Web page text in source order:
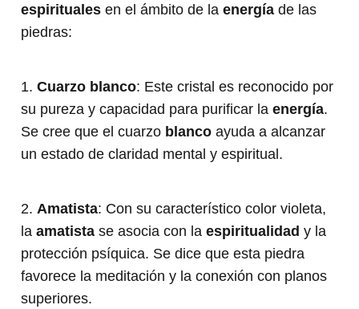
espirituales en el ámbito de la energía de las
piedras:
1. Cuarzo blanco: Este cristal es reconocido por
su pureza y capacidad para purificar la energía.
Se cree que el cuarzo blanco ayuda a alcanzar
un estado de claridad mental y espiritual.
2. Amatista: Con su característico color violeta,
la amatista se asocia con la espiritualidad y la
protección psíquica. Se dice que esta piedra
favorece la meditación y la conexión con planos
superiores.